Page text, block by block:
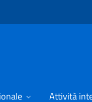
Attività